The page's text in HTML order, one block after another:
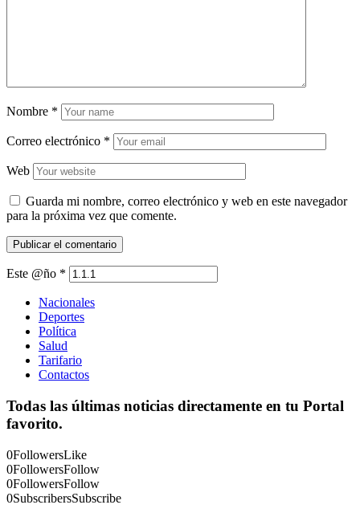
Nombre *
Correo electrónico *
Web
Guarda mi nombre, correo electrónico y web en este navegador
para la próxima vez que comente.
Este @ño *
Nacionales
Deportes
Política
Salud
Tarifario
Contactos
Todas las últimas noticias directamente en tu Portal
favorito.
0FollowersLike
0FollowersFollow
0FollowersFollow
0SubscribersSubscribe